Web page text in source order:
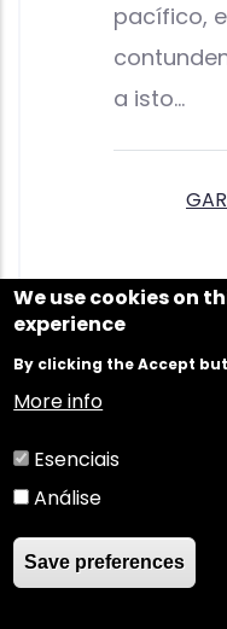
pacífico,
a isto…
dos
quenes
libros
We use cookies on
experience
By clicking the Accept
More info
Esenciais
Análise
Save preferences